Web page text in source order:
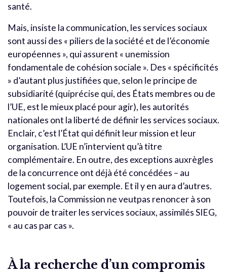
santé.
Mais, insiste la communication, les services sociaux
sont aussi des « piliers de la société et de l’économie
européennes », qui assurent « unemission
fondamentale de cohésion sociale ». Des « spécificités
» d’autant plus justifiées que, selon le principe de
subsidiarité (quiprécise qui, des États membres ou de
l’UE, est le mieux placé pour agir), les autorités
nationales ont la liberté de définir les services sociaux.
Enclair, c’est l’État qui définit leur mission et leur
organisation. L’UE n’intervient qu’à titre
complémentaire. En outre, des exceptions auxrègles
de la concurrence ont déjà été concédées – au
logement social, par exemple. Et il y en aura d’autres.
Toutefois, la Commission ne veutpas renoncer à son
pouvoir de traiter les services sociaux, assimilés SIEG,
« au cas par cas ».
À la recherche d’un compromis